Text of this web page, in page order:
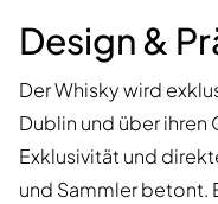
Design &
Der Whisky wird
Dublin und über
Exklusivität und
und Sammler betont.